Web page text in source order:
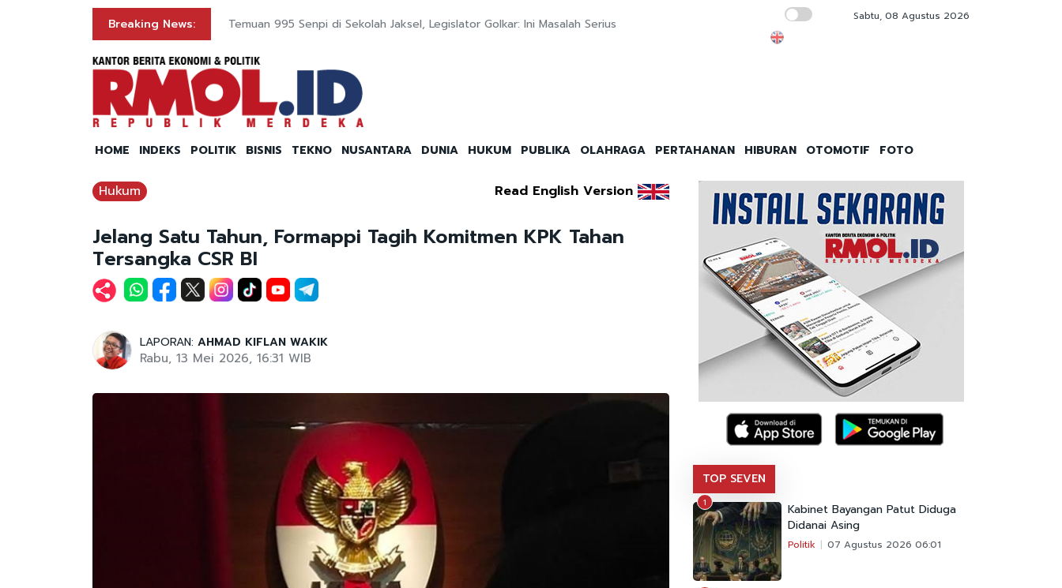
Breaking News: Temuan 995 Senpi di Sekolah Jaksel, Legislator Golkar: Ini Masalah Serius Elite PBNU Sibuk Urus Tambang, Gagal
Sabtu, 08 Agustus 2026
HOME INDEKS POLITIK BISNIS TEKNO NUSANTARA DUNIA HUKUM PUBLIKA OLAHRAGA PERTAHANAN HIBURAN OTOMOTIF FOTO
Hukum Read English Version
Jelang Satu Tahun, Formappi Tagih Komitmen KPK Tahan
Tersangka CSR BI
LAPORAN: AHMAD KIFLAN WAKIK
Rabu, 13 Mei 2026, 16:31 WIB
TOP SEVEN
1
Kabinet Bayangan Patut Diduga
Didanai Asing
Politik 07 Agustus 2026 06:01